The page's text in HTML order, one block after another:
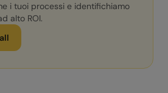
i tuoi processi e identifichiamo
alto ROI.